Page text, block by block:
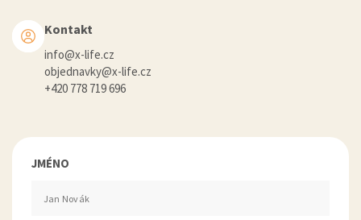
Kontakt
info@x-life.cz
objednavky@x-life.cz
+420 778 719 696
JMÉNO